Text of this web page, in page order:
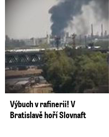
Výbuch v rafinerii! V
Bratislavě hoří Slovnaft